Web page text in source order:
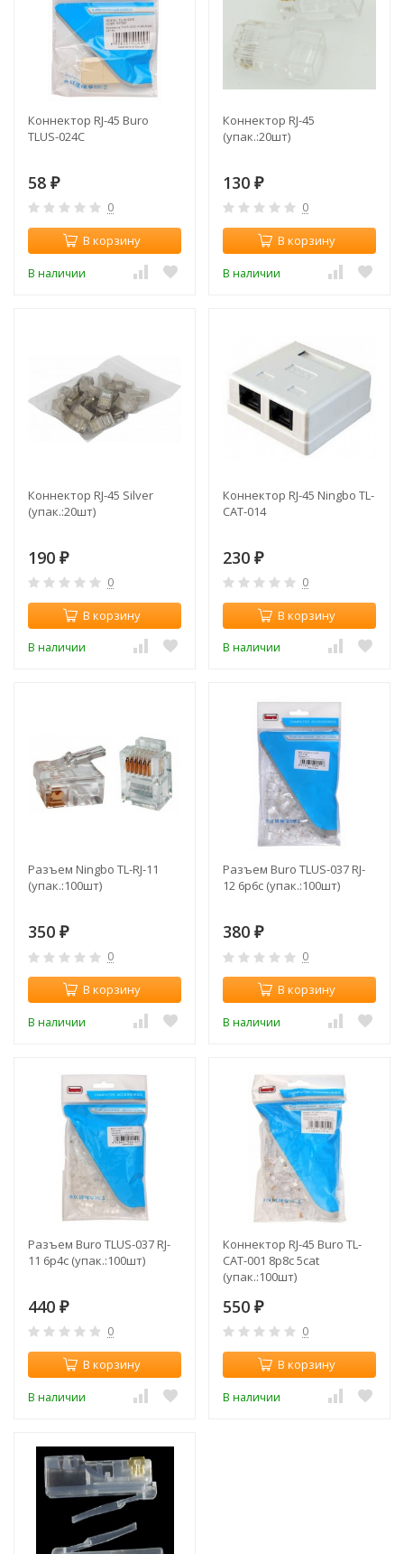
Коннектор RJ-45 Buro
TLUS-024C
58 ₽
0
В корзину
В наличии
Коннектор RJ-45
(упак.:20шт)
130 ₽
0
В корзину
В наличии
Коннектор RJ-45 Silver
(упак.:20шт)
190 ₽
0
В корзину
В наличии
Коннектор RJ-45 Ningbo TL-
CAT-014
230 ₽
0
В корзину
В наличии
Разъем Ningbo TL-RJ-11
(упак.:100шт)
350 ₽
0
В корзину
В наличии
Разъем Buro TLUS-037 RJ-
12 6p6c (упак.:100шт)
380 ₽
0
В корзину
В наличии
Разъем Buro TLUS-037 RJ-
11 6p4c (упак.:100шт)
440 ₽
0
В корзину
В наличии
Коннектор RJ-45 Buro TL-
CAT-001 8p8c 5cat
(упак.:100шт)
550 ₽
0
В корзину
В наличии